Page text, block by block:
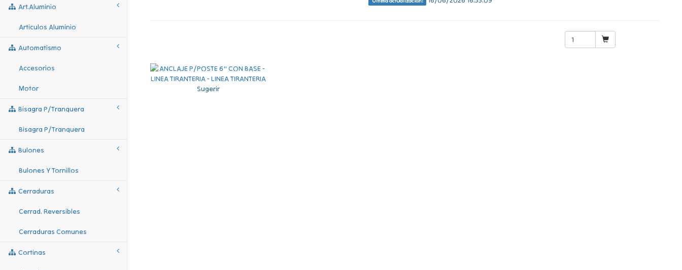
Art.aluminio
Articulos Aluminio
Automatismo
Accesorios
Motor
Bisagra P/tranquera
Bisagra P/tranquera
Bulones
Bulones Y Tornillos
Cerraduras
Cerrad. Reversibles
Cerraduras Comunes
Cortinas
Sugerir